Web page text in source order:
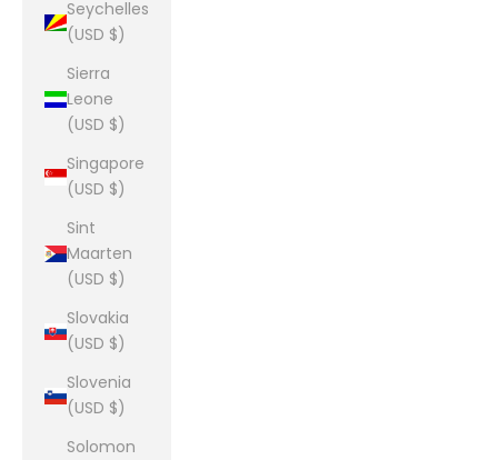
Seychelles
(USD $)
Sierra
Leone
(USD $)
Singapore
(USD $)
Sint
Maarten
(USD $)
Slovakia
(USD $)
Slovenia
(USD $)
Solomon